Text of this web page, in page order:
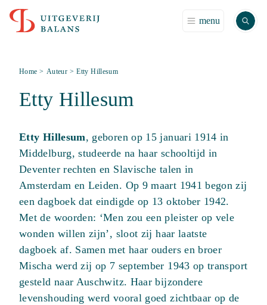
menu Zoek
Home > Auteur > Etty Hillesum
Etty Hillesum
Etty Hillesum, geboren op 15 januari 1914 in
Middelburg, studeerde na haar schooltijd in
Deventer rechten en Slavische talen in
Amsterdam en Leiden. Op 9 maart 1941 begon zij
een dagboek dat eindigde op 13 oktober 1942.
Met de woorden: ‘Men zou een pleister op vele
wonden willen zijn’, sloot zij haar laatste
dagboek af. Samen met haar ouders en broer
Mischa werd zij op 7 september 1943 op transport
gesteld naar Auschwitz. Haar bijzondere
levenshouding werd vooral goed zichtbaar op de